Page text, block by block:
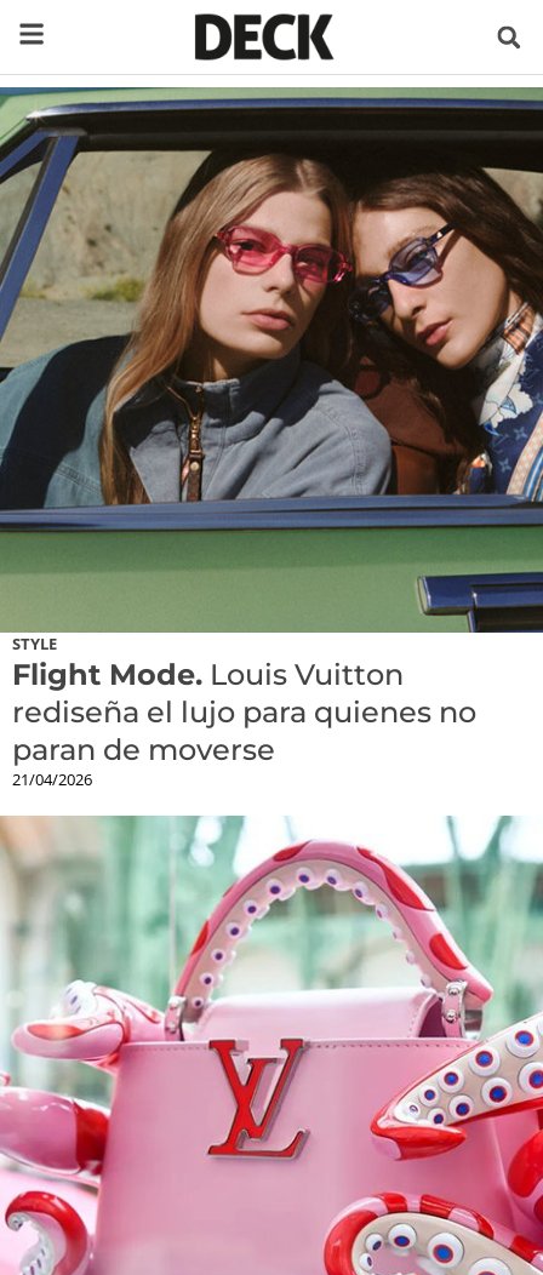
STYLE
Flight Mode. Louis Vuitton
rediseña el lujo para quienes no
paran de moverse
21/04/2026